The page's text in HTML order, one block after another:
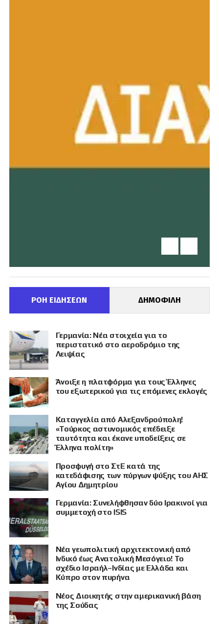
ΡΟΗ ΕΙΔΗΣΕΩΝ ΔΗΜΟΦΙΛΗ
Γερμανία: Νέα στοιχεία για το
περιστατικό στο αεροδρόμιο της
Λειψίας
Άνοιξε η πλατφόρμα για τους Έλληνες
του εξωτερικού για τις επόμενες εκλογές
Καταγγελία από Αλεξανδρούπολη!
«Τούρκος αστυνομικός επέδειξε
ταυτότητα και έκανε υποδείξεις σε
Έλληνα πολίτη»
Προσφυγή στο ΣτΕ κατά της
κατεδάφισης των πύργων ψύξης του ΑΗΣ
Αγίου Δημητρίου
Γερμανία: Συνελήφθησαν δύο Ιρακινοί για
συμμετοχή στο ISIS
Νέα γεωπολιτική αρχιτεκτονική από
Ινδικό έως Ανατολική Μεσόγειο! Το
σχέδιο Ισραήλ–Ινδίας με Ελλάδα και
Κύπρο στον πυρήνα
Νέος Διοικητής στην αμερικανική βάση
της Σούδας